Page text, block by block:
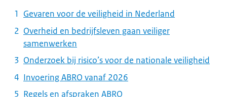
Gevaren voor de veiligheid in Nederland
Overheid en bedrijfsleven gaan veiliger
samenwerken
Onderzoek bij risico’s voor de nationale veiligheid
Invoering ABRO vanaf 2026
Regels en afspraken ABRO